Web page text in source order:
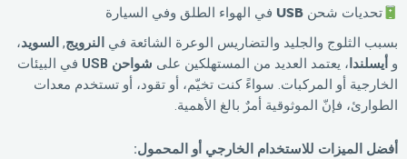
تحديات شحن USB في الهواء الطلق وفي السيارة
بسبب الثلوج والجليد والتضاريس الوعرة الشائعة في النرويج, السويد،
و أيسلندا ، يعتمد العديد من المستهلكين على شواحن USB
في البيئات
الخارجية أو المركبات. سواءً كنت تخيّم، أو تقود، أو تستخدم معدات
الطوارئ، فإنّ الموثوقية أمرٌ بالغ الأهمية.
أفضل الميزات للاستخدام الخارجي أو المحمول: